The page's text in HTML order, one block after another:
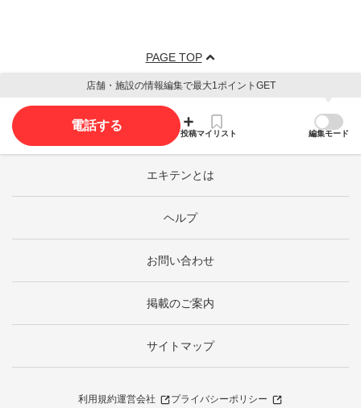
PAGE TOP
店舗・施設の情報編集で最大1ポイントGET
電話する
投稿マイリスト 編集モード
エキテンとは
ヘルプ
お問い合わせ
掲載のご案内
サイトマップ
利用規約運営会社
プライバシーポリシー